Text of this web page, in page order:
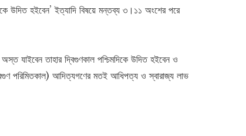
উদিত হইবেন’ ইত্যাদি বিষয়ে মন্তব্য ৩।১১ অংশের পরে
যাইবেন তাহার দ্বিগুণকাল পশ্চিমদিকে উদিত হইবেন ও
পরিমিতকাল) আদিত্যগণের মতই আধিপত্য ও স্বারাজ্য লাভ